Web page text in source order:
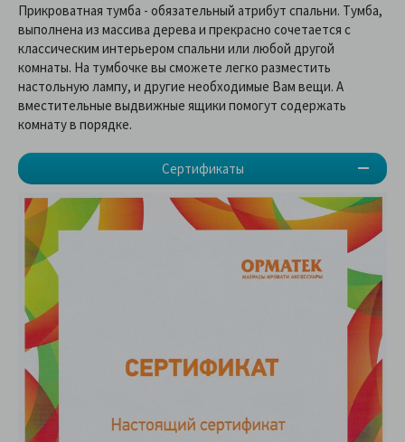
Сертификаты
Прикроватная тумба - обязательный атрибут спальни. Тумба,
выполнена из массива дерева и прекрасно сочетается с
классическим интерьером спальни или любой другой
комнаты. На тумбочке вы сможете легко разместить
настольную лампу, и другие необходимые Вам вещи. А
вместительные выдвижные ящики помогут содержать
комнату в порядке.